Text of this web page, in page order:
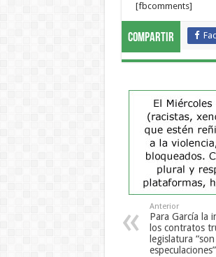
[fbcomments]
Compartir
Anterior
Para García la
los contratos
legislatura
especulaciones”